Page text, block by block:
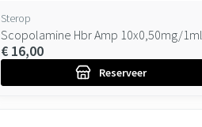
Sterop
Scopolamine Hbr Amp 10x0,50mg/1ml
€ 16,00
Reserveer